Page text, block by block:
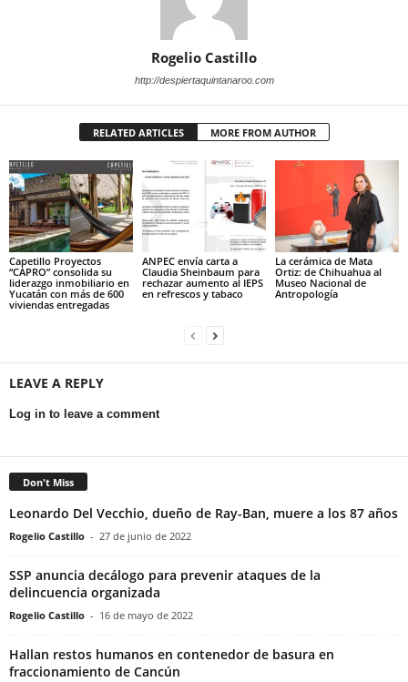
Rogelio Castillo
http://despiertaquintanaroo.com
RELATED ARTICLES MORE FROM AUTHOR
Capetillo Proyectos
“CAPRO” consolida su
liderazgo inmobiliario en
Yucatán con más de 600
viviendas entregadas
ANPEC envía carta a
Claudia Sheinbaum para
rechazar aumento al IEPS
en refrescos y tabaco
La cerámica de Mata
Ortiz: de Chihuahua al
Museo Nacional de
Antropología
LEAVE A REPLY
Log in to leave a comment
Don't Miss
Leonardo Del Vecchio, dueño de Ray-Ban, muere a los 87 años
Rogelio Castillo - 27 de junio de 2022
SSP anuncia decálogo para prevenir ataques de la
delincuencia organizada
Rogelio Castillo - 16 de mayo de 2022
Hallan restos humanos en contenedor de basura en
fraccionamiento de Cancún